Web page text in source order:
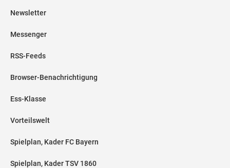
Newsletter
Messenger
RSS-Feeds
Browser-Benachrichtigung
Ess-Klasse
Vorteilswelt
Spielplan, Kader FC Bayern
Spielplan, Kader TSV 1860